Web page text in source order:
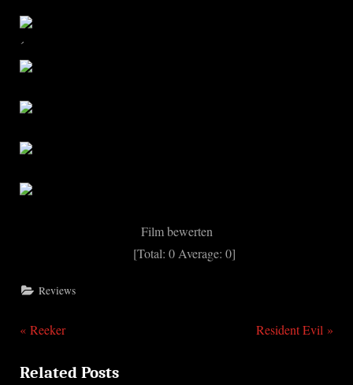
´
Film bewerten
[Total: 0 Average: 0]
Reviews
Beitragsnavigation
P
e
Reeker
N
Resident Evil
Related Posts